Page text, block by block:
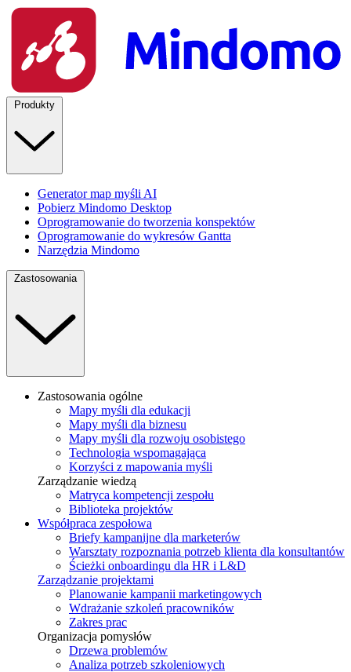
Produkty
Generator map myśli AI
Pobierz Mindomo Desktop
Oprogramowanie do tworzenia konspektów
Oprogramowanie do wykresów Gantta
Narzędzia Mindomo
Zastosowania
Zastosowania ogólne
Mapy myśli dla edukacji
Mapy myśli dla biznesu
Mapy myśli dla rozwoju osobistego
Technologia wspomagająca
Korzyści z mapowania myśli
Zarządzanie wiedzą
Matryca kompetencji zespołu
Biblioteka projektów
Współpraca zespołowa
Briefy kampanijne dla marketerów
Warsztaty rozpoznania potrzeb klienta dla konsultantów
Ścieżki onboardingu dla HR i L&D
Zarządzanie projektami
Planowanie kampanii marketingowych
Wdrażanie szkoleń pracowników
Zakres prac
Organizacja pomysłów
Drzewa problemów
Analiza potrzeb szkoleniowych